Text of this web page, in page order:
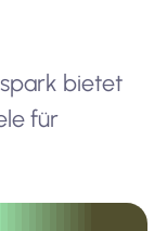
bietet
für